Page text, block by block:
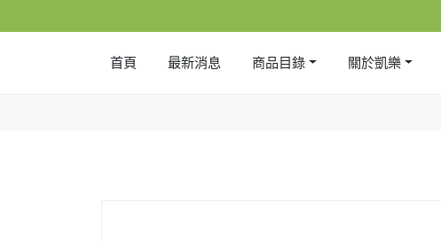
首頁 最新消息 商品目錄 關於凱樂